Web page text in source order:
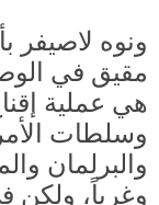
ونوه لاصيفر
مقيق في
هي عملية
وسلطات
والبرلمان
وغرباً،